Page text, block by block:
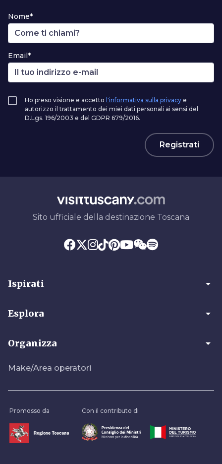
Nome*
Email*
Ho preso visione e accetto l'informativa sulla privacy e
autorizzo il trattamento dei miei dati personali ai sensi del
D.Lgs. 196/2003 e del GDPR 679/2016.
Registrati
Sito ufficiale della destinazione Toscana
Ispirati arrow_drop_down
Esplora arrow_drop_down
Organizza arrow_drop_down
Make/Area operatori
Promosso da Con il contributo di